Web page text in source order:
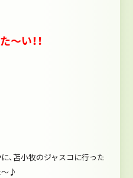
い！！
、苫小牧のジャスコに行った
～♪